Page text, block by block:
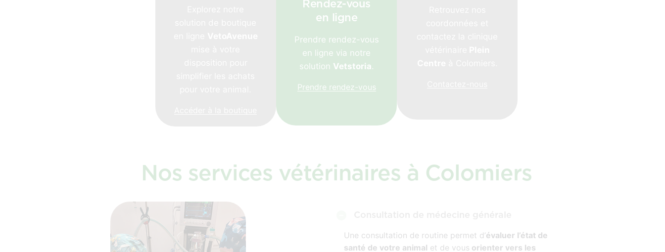
Rendez-vous
en ligne
Prendre rendez-vous
en ligne via notre
solution Vetstoria.
Prendre rendez-vous
Nos services vétérinaires à Colomiers
Une consultation de routine permet d’évaluer l’état de
santé de votre animal et de vous orienter vers les